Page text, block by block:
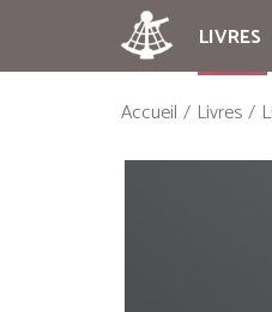
LIVRES
Accueil Livres